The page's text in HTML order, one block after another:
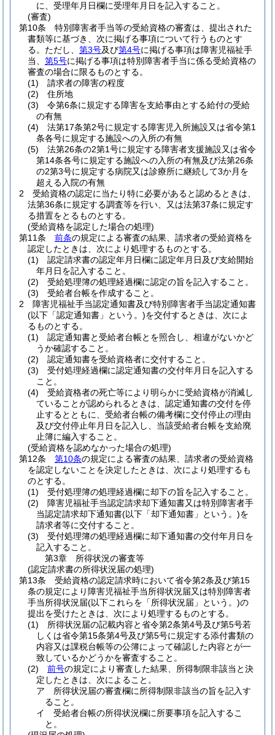
に、受理年月日欄に受理年月日を記入すること。
(審査)
第10条
特別障害者手当等の受給資格の審査は、提出された
書類等に基づき、次に掲げる事項について行うものとす
る。 ただし、 第3号及び第4号に掲げる事項は障害児福祉手
当、 第5号に掲げる事項は特別障害者手当に係る受給資格の
審査の場合に限るものとする。
(1)
請求者の障害の程度
(2)
住所地
(3)
令第6条に規定する障害を支給事由とする給付の受給
の有無
(4)
法第17条第2号に規定する障害児入所施設又は省令第1
条各号に規定する施設への入所の有無
(5)
法第26条の2第1号に規定する障害者支援施設又は省令
第14条各号に規定する施設への入所の有無及び法第26条
の2第3号に規定する病院又は診療所に継続して3か月を
超える入院の有無
2
受給資格の認定に当たり特に必要があると認めるときは、
法第36条に規定する調査等を行い、又は法第37条に規定す
る措置をとるものとする。
(受給資格を認定した場合の処理)
第11条
前条の規定による審査の結果、請求者の受給資格を
認定したときは、次により処理するものとする。
(1)
認定請求書の認定年月日欄に認定年月日及び支給開始
年月日を記入すること。
(2)
受給処理簿の処理経過欄に認定の旨を記入すること。
(3)
受給者台帳を作成すること。
2
障害児福祉手当認定通知書及び特別障害者手当認定通知書
(以下「認定通知書」という。)を交付するときは、次によ
るものとする。
(1)
認定通知書と受給者台帳とを照合し、相違がないかど
うか確認すること。
(2)
認定通知書を受給資格者に交付すること。
(3)
受付処理経過欄に認定通知書の交付年月日を記入する
こと。
(4)
受給資格者の死亡等により明らかに受給資格が消滅し
ていることが認められるときは、認定通知書の交付を停
止するとともに、受給者台帳の備考欄に交付停止の理由
及び交付停止年月日を記入し、当該受給者台帳を支給廃
止簿に編入すること。
(受給資格を認めなかった場合の処理)
第12条
第10条の規定による審査の結果、請求者の受給資格
を認定しないことを決定したときは、次により処理するも
のとする。
(1)
受付処理簿の処理経過欄に却下の旨を記入すること。
(2)
障害児福祉手当認定請求却下通知書又は特別障害者手
当認定請求却下通知書(以下「却下通知書」という。)を
請求者等に交付すること。
(3)
受付処理簿の処理経過欄に却下通知書の交付年月日を
記入すること。
第3章
所得状況の審査等
(認定請求書の所得状況届の処理)
第13条
受給資格の認定請求時において省令第2条及び第15
条の規定により障害児福祉手当所得状況届又は特別障害者
手当所得状況届(以下これらを「所得状況届」という。)の
提出を受けたときは、次により処理するものとする。
(1)
所得状況届の記載内容と省令第2条第4号及び第5号若
しくは省令第15条第4号及び第5号に規定する添付書類の
内容又は課税台帳等の公簿によって確認した内容とが一
致しているかどうかを審査すること。
(2)
前号の規定により審査した結果、所得制限非該当と決
定したときは、次によること。
ア
所得状況届の審査欄に所得制限非該当の旨を記入す
ること。
イ
受給者台帳の所得状況欄に所要事項を記入するこ
と。